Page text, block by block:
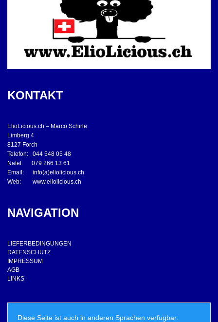
KONTAKT
ElioLicious.ch – Marco Schirle
Limberg 4
8127 Forch
Telefon: 044 548 05 48
Natel: 079 266 13 61
Email: info(a)eliolicious.ch
Web: www.eliolicious.ch
NAVIGATION
LIEFERBEDINGUNGEN
DATENSCHUTZ
IMPRESSUM
AGB
LINKS
Diese Seite ist auch in anderen Sprachen verfügbar: